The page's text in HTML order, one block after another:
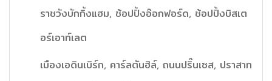
ราชวังบักกิ้งแฮม, ช้อปปิ้งอ๊อกฟอร์ด, ช้อปปิ้งบิสเต
อร์เอาท์เลต
เมืองเอดินเบิร์ก, คาร์ลตันฮิล์, ถนนปริ๊นเซส, ปราสาท